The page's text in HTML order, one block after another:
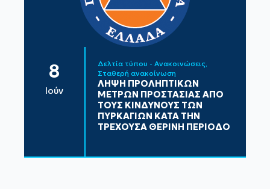
8
Ιούν
Δελτία τύπου - Ανακοινώσεις
Σταθερή ανακοίνωση
ΛΗΨΗ ΠΡΟΛΗΠΤΙΚΩΝ
ΜΕΤΡΩΝ ΠΡΟΣΤΑΣΙΑΣ ΑΠΟ
ΤΟΥΣ ΚΙΝΔΥΝΟΥΣ ΤΩΝ
ΠΥΡΚΑΓΙΩΝ ΚΑΤΑ ΤΗΝ
ΤΡΕΧΟΥΣΑ ΘΕΡΙΝΗ ΠΕΡΙΟΔΟ